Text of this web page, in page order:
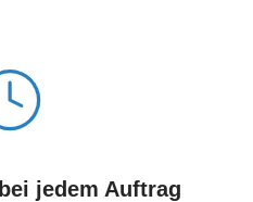
jedem Auftrag